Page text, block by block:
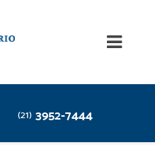
(21) 3952-7444